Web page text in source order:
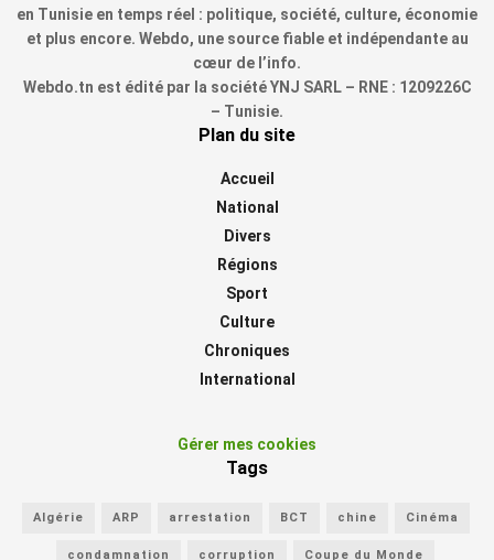
en Tunisie en temps réel : politique, société, culture, économie
et plus encore. Webdo, une source fiable et indépendante au
cœur de l’info.
Webdo.tn est édité par la société YNJ SARL – RNE : 1209226C
– Tunisie.
Plan du site
Accueil
National
Divers
Régions
Sport
Culture
Chroniques
International
Gérer mes cookies
Tags
Algérie ARP arrestation BCT chine Cinéma
condamnation corruption Coupe du Monde